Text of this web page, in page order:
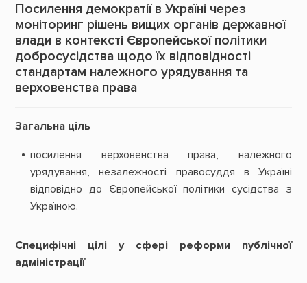
Посилення демократії в Україні через
моніторинг рішень вищих органів державної
влади в контексті Європейської політики
добросусідства щодо їх відповідності
стандартам належного урядування та
верховенства права
Загальна ціль
посилення верховенства права, належного
урядування, незалежності правосуддя в Україні
відповідно до Європейської політики сусідства з
Україною.
Специфічні цілі у сфері реформи публічної
адміністрації